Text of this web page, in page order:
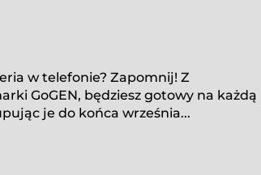
w telefonie? Zapomnij! Z
GoGEN, będziesz gotowy na każdą
je do końca września...